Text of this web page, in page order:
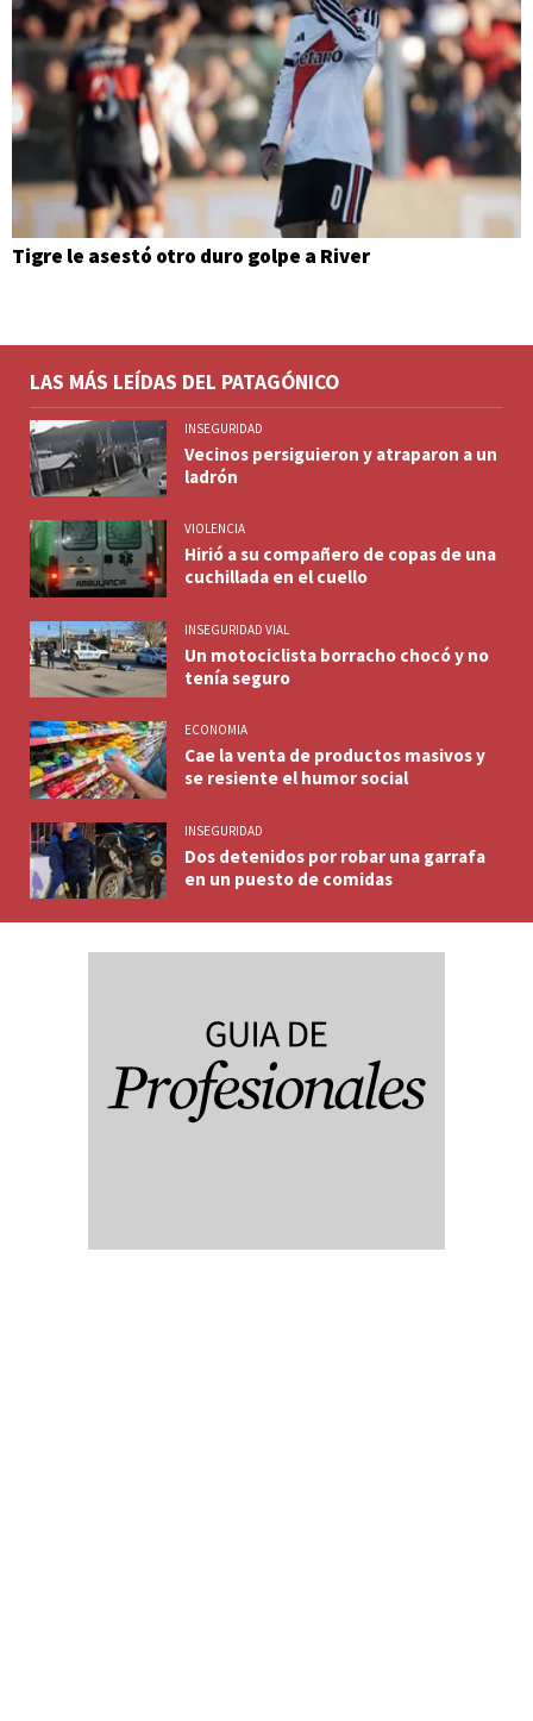
Tigre le asestó otro duro golpe a River
LAS MÁS LEÍDAS DEL PATAGÓNICO
INSEGURIDAD
Vecinos persiguieron y atraparon a un
ladrón
VIOLENCIA
Hirió a su compañero de copas de una
cuchillada en el cuello
INSEGURIDAD VIAL
Un motociclista borracho chocó y no
tenía seguro
ECONOMIA
Cae la venta de productos masivos y
se resiente el humor social
INSEGURIDAD
Dos detenidos por robar una garrafa
en un puesto de comidas